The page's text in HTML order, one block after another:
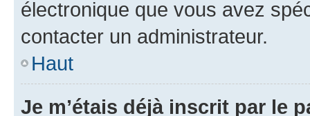
électronique que vous avez
contacter un administrateur.
Haut
Je m’étais déjà inscrit par le